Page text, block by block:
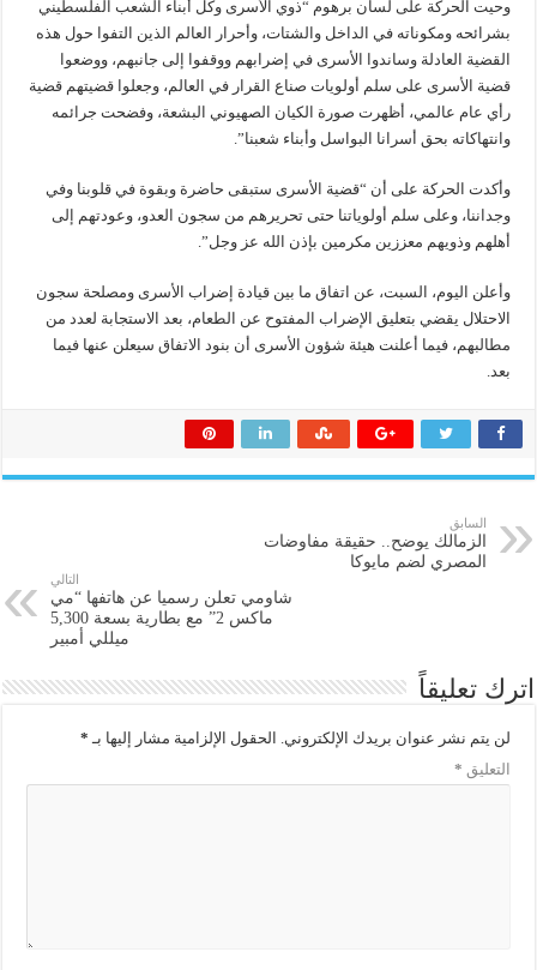
وحيت الحركة على لسان برهوم “ذوي الأسرى وكل أبناء الشعب الفلسطيني
بشرائحه ومكوناته في الداخل والشتات، وأحرار العالم الذين التفوا حول هذه
القضية العادلة وساندوا الأسرى في إضرابهم ووقفوا إلى جانبهم، ووضعوا
قضية الأسرى على سلم أولويات صناع القرار في العالم، وجعلوا قضيتهم قضية
رأي عام عالمي، أظهرت صورة الكيان الصهيوني البشعة، وفضحت جرائمه
وانتهاكاته بحق أسرانا البواسل وأبناء شعبنا”.
وأكدت الحركة على أن “قضية الأسرى ستبقى حاضرة وبقوة في قلوبنا وفي
وجداننا، وعلى سلم أولوياتنا حتى تحريرهم من سجون العدو، وعودتهم إلى
أهلهم وذويهم معززين مكرمين بإذن الله عز وجل”.
وأعلن اليوم، السبت، عن اتفاق ما بين قيادة إضراب الأسرى ومصلحة سجون
الاحتلال يقضي بتعليق الإضراب المفتوح عن الطعام، بعد الاستجابة لعدد من
مطالبهم، فيما أعلنت هيئة شؤون الأسرى أن بنود الاتفاق سيعلن عنها فيما
بعد.
السابق
الزمالك يوضح.. حقيقة مفاوضات
المصري لضم مايوكا
التالي
شاومي تعلن رسميا عن هاتفها “مي
ماكس 2” مع بطارية بسعة 5,300
ميللي أمبير
اترك تعليقاً
لن يتم نشر عنوان بريدك الإلكتروني. الحقول الإلزامية مشار إليها بـ *
التعليق *